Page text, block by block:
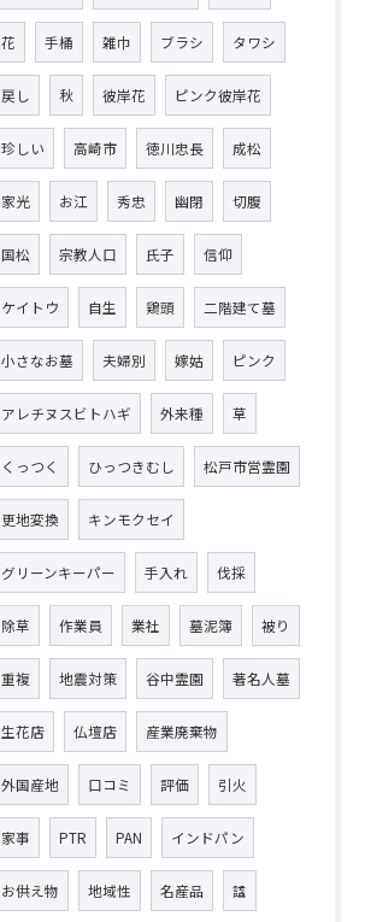
花 手桶 雑巾 ブラシ タワシ
戻し 秋 彼岸花 ピンク彼岸花
珍しい 高崎市 徳川忠長 成松
家光 お江 秀忠 幽閉 切腹
国松 宗教人口 氏子 信仰
ケイトウ 自生 鶏頭 二階建て墓
小さなお墓 夫婦別 嫁姑 ピンク
アレチヌスビトハギ 外来種 草
くっつく ひっつきむし 松戸市営霊園
更地変換 キンモクセイ
グリーンキーパー 手入れ 伐採
除草 作業員 業社 墓泥簿 被り
重複 地震対策 谷中霊園 著名人墓
生花店 仏壇店 産業廃棄物
外国産地 口コミ 評価 引火
家事 PTR PAN インドパン
お供え物 地域性 名産品 諡